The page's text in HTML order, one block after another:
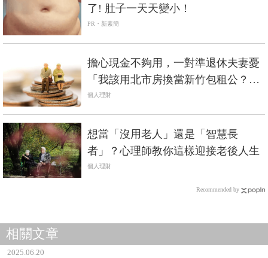
了! 肚子一天天變小！
PR・新素簡
擔心現金不夠用，一對準退休夫妻憂
「我該用北市房換當新竹包租公？還
是改買定存股？」
個人理財
想當「沒用老人」還是「智慧長
者」？心理師教你這樣迎接老後人生
個人理財
Recommended by
相關文章
2025.06.20